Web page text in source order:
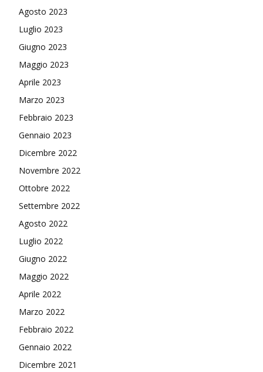
Agosto 2023
Luglio 2023
Giugno 2023
Maggio 2023
Aprile 2023
Marzo 2023
Febbraio 2023
Gennaio 2023
Dicembre 2022
Novembre 2022
Ottobre 2022
Settembre 2022
Agosto 2022
Luglio 2022
Giugno 2022
Maggio 2022
Aprile 2022
Marzo 2022
Febbraio 2022
Gennaio 2022
Dicembre 2021